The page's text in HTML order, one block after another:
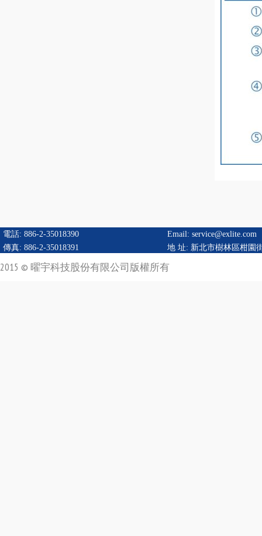
電話: 886-2-35018390
傳真: 886-2-35018391
Email:service@exlite.com
地 址: 新北市樹林區柑園
2015 © 曜宇科技股份有限公司版權所有